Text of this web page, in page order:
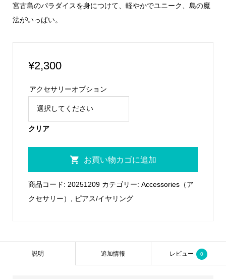
宮古島のパラダイスを身につけて、軽やかでユニーク、島の魔
法がいっぱい。
¥2,300
アクセサリーオプション
クリア
Single08
個
お買い物カゴに追加
商品コード: 20251209 カテゴリー: Accessories（ア
クセサリー） , ピアス/イヤリング
説明 追加情報 レビュー 0